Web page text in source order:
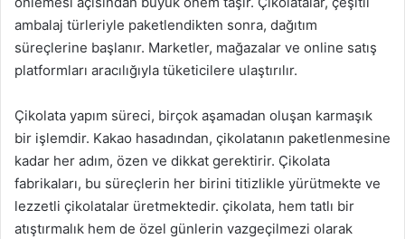
ambalaj türleriyle paketlendikten sonra, dağıtım
süreçlerine başlanır. Marketler, mağazalar ve online satış
platformları aracılığıyla tüketicilere ulaştırılır.
Çikolata yapım süreci, birçok aşamadan oluşan karmaşık
bir işlemdir. Kakao hasadından, çikolatanın paketlenmesine
kadar her adım, özen ve dikkat gerektirir. Çikolata
fabrikaları, bu süreçlerin her birini titizlikle yürütmekte ve
lezzetli çikolatalar üretmektedir. çikolata, hem tatlı bir
atıştırmalık hem de özel günlerin vazgeçilmezi olarak